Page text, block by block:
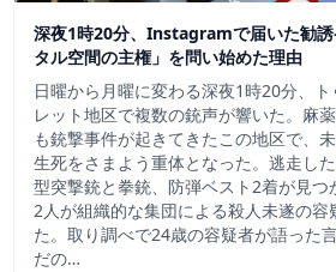
深夜1時20分、Instagramで届いた勧
タル空間の主権」を問い始めた理由
日曜から月曜に変わる深夜1時20分、
レット地区で複数の銃声が響いた。麻
も銃撃事件が起きてきたこの地区で、
生死をさまよう重体となった。逃走し
型突撃銃と拳銃、防弾ベスト2着が見つ
2人が組織的な集団による殺人未遂の容
た。取り調べで24歳の容疑者が語った
だの…